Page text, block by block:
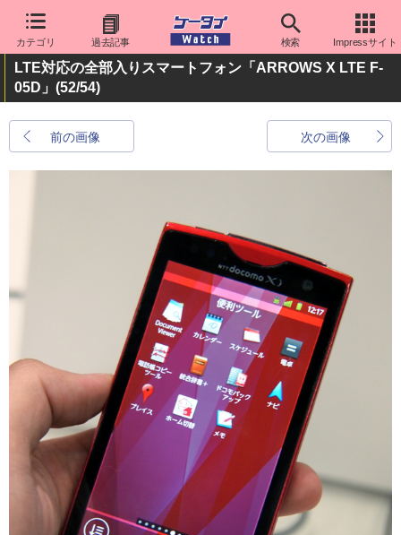
カテゴリ 過去記事 検索 Impressサイト
LTE対応の全部入りスマートフォン「ARROWS X LTE F-
05D」 (52/54)
前の画像 次の画像